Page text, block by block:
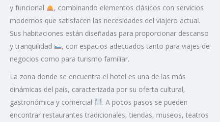
y funcional
, combinando elementos clásicos con servicios
modernos que satisfacen las necesidades del viajero actual.
Sus habitaciones están diseñadas para proporcionar descanso
y tranquilidad
, con espacios adecuados tanto para viajes de
negocios como para turismo familiar.
La zona donde se encuentra el hotel es una de las más
dinámicas del país, caracterizada por su oferta cultural,
gastronómica y comercial
. A pocos pasos se pueden
encontrar restaurantes tradicionales, tiendas, museos, teatros